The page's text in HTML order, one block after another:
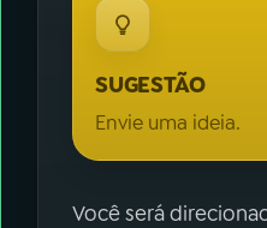
SUGESTÃO
Envie uma ideia.
Você será